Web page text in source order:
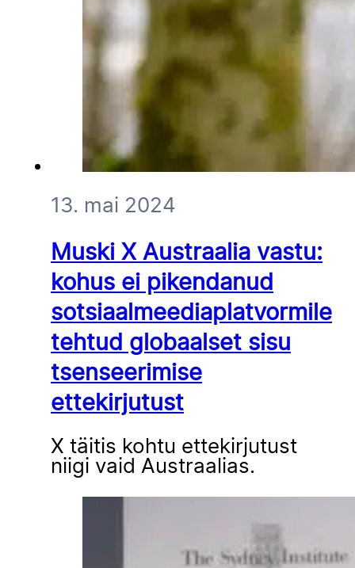
13. mai 2024
Muski X Austraalia vastu:
kohus ei pikendanud
sotsiaalmeediaplatvormile
tehtud globaalset sisu
tsenseerimise
ettekirjutust
X täitis kohtu ettekirjutust
niigi vaid Austraalias.